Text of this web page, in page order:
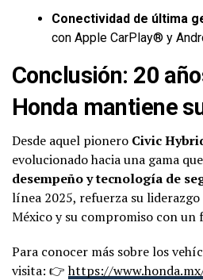
Conectividad de última
con Apple CarPlay® y
Conclusión: 20
Honda mantiene
Desde aquel pionero Civic
evolucionado hacia una gama
desempeño y tecnología de
línea 2025, refuerza su
México y su compromiso con un
Para conocer más sobre los
visita: 👉https://